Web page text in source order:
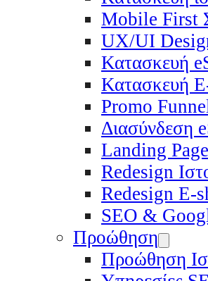
Mobile First
UX/UI
Κατασκευή
Κατασκευή
Promo
Διασύνδεση
Landing
Redesign
Redesign E-
SEO &
Προώθηση
Προώθηση